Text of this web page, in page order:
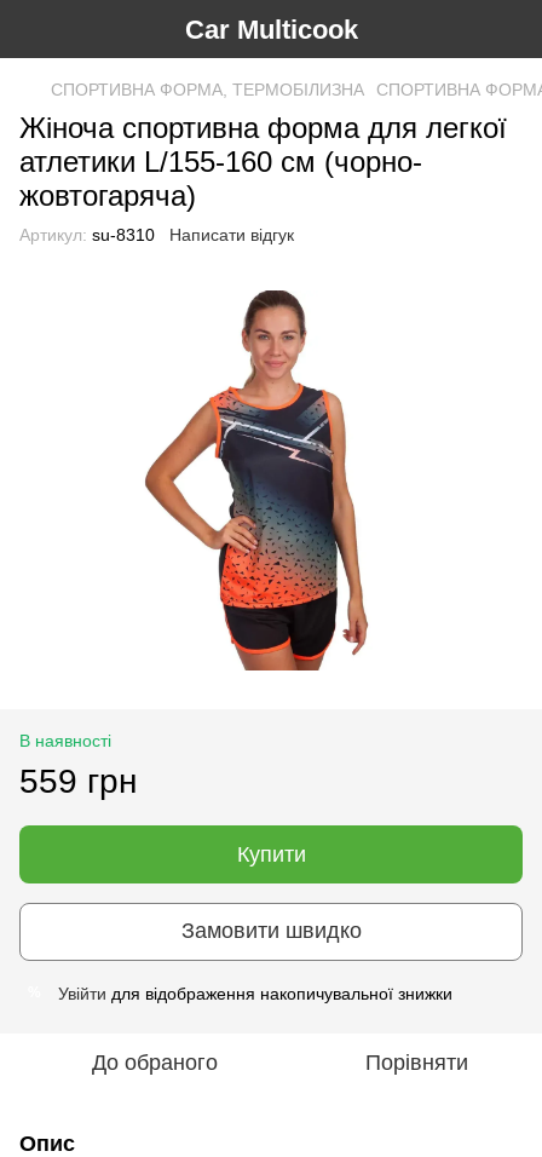
Car Multicook
СПОРТИВНА ФОРМА, ТЕРМОБІЛИЗНА СПОРТИВНА
Жіноча спортивна форма для легкої
атлетики L/155-160 см (чорно-
жовтогаряча)
Артикул: su-8310 Написати відгук
В наявності
559 грн
Купити
Замовити швидко
Увійти для відображення накопичувальної знижки
До обраного Порівняти
Опис